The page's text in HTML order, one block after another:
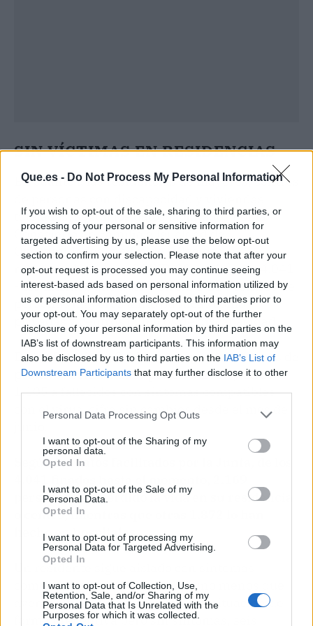
Que.es - Do Not Process My Personal Information
If you wish to opt-out of the sale, sharing to third parties, or
processing of your personal or sensitive information for
targeted advertising by us, please use the below opt-out
section to confirm your selection. Please note that after your
opt-out request is processed you may continue seeing
interest-based ads based on personal information utilized by
us or personal information disclosed to third parties prior to
your opt-out. You may separately opt-out of the further
disclosure of your personal information by third parties on the
IAB’s list of downstream participants. This information may
also be disclosed by us to third parties on the IAB’s List of
Downstream Participants that may further disclose it to other
Personal Data Processing Opt Outs
I want to opt-out of the Sharing of my
personal data.
Opted In
I want to opt-out of the Sale of my
Personal Data.
Opted In
I want to opt-out of processing my
Personal Data for Targeted Advertising.
Opted In
I want to opt-out of Collection, Use,
Retention, Sale, and/or Sharing of my
Personal Data that Is Unrelated with the
Purposes for which it was collected.
SIN VÍCTIMAS EN RESIDENCIAS
En cuanto a las residencias de mayores, centros
tuteladas, según los datos facilitados por la
Consejería de Familia e Igualdad de
Oportunidades la cifra de fallecidos
relacionados con el COVID-19 se sitúa en 4.041
--los mismos que ayer-- en los 1.214 centros de
personas mayores tanto públicas como
privadas y centros públicos de discapacidad.
De los fallecidos, 2.936 corresponden a casos de
positivos confirmados por COVID-19 y otros
1.105 a fallecidos con síntomas compatibles
con el virus, cifra sin cambios desde el mes de
Según los datos facilitados por la Junta, de los
personas han perdido la vida en su residencia
o centro, mientras que otras 1.872 lo han
hecho en hospitales.
Un residente sigue aislado con síntomas
compatibles con el COVID-19, uno menos que
ayer, y 596 se encuentran en esa situación de
forma preventiva pero sin síntomas, seis